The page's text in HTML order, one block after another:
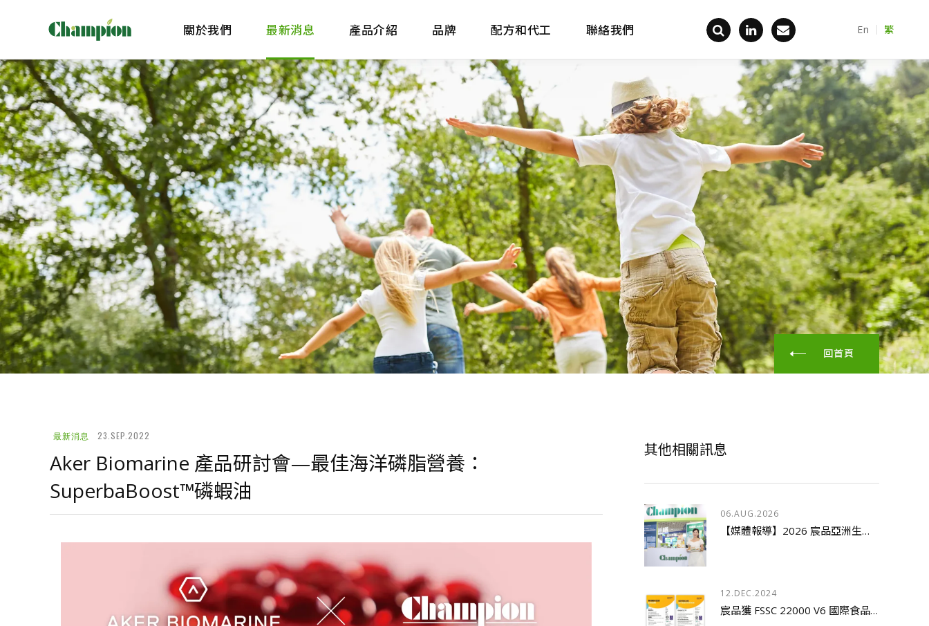
關於我們 最新消息 產品介紹 品牌 配方和代工 聯絡我們 En 繁
回首頁
最新消息 23.SEP.2022
Aker Biomarine 產品研討會—最佳海洋磷脂營養：
SuperbaBoost™磷蝦油
其他相關訊息
06.AUG.2026
【媒體報導】2026 宸品亞洲生技展成果豐碩！核心原料與國際研討會獲產經媒體全面關注
12.DEC.2024
宸品獲 FSSC 22000 V6 國際食品安全管理系統驗證